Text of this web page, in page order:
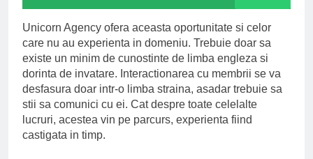
Unicorn Agency ofera aceasta oportunitate si celor
care nu au experienta in domeniu. Trebuie doar sa
existe un minim de cunostinte de limba engleza si
dorinta de invatare. Interactionarea cu membrii se va
desfasura doar intr-o limba straina, asadar trebuie sa
stii sa comunici cu ei. Cat despre toate celelalte
lucruri, acestea vin pe parcurs, experienta fiind
castigata in timp.